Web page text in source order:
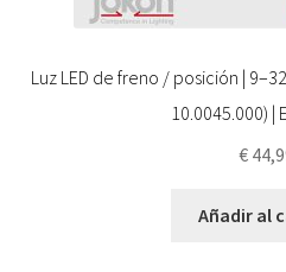
Luz LED de freno / posición |
10.0045.000) |
€
Añadir al